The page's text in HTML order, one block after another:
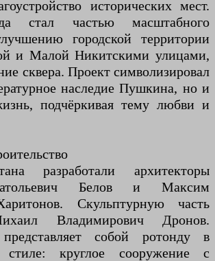
исторических мест.
стал частью масштабного
городской территории
и Малой Никитскими улицами,
сквера. Проект символизировал
наследие Пушкина, но и
подчёркивая тему любви и
разработали архитекторы
Белов и Максим
Скульптурную часть
Владимирович Дронов.
собой ротонду в
стиле: круглое сооружение с